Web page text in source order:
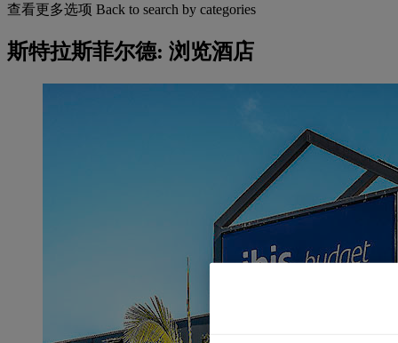
查看更多选项 Back to search by categories
斯特拉斯菲尔德: 浏览酒店